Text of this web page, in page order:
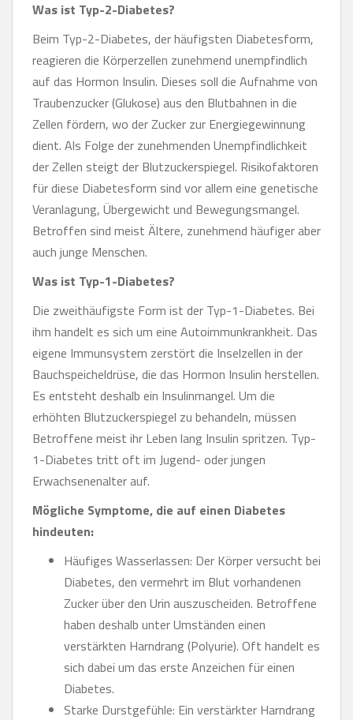
Was ist Typ-2-Diabetes?
Beim Typ-2-Diabetes, der häufigsten Diabetesform,
reagieren die Körperzellen zunehmend unempfindlich
auf das Hormon Insulin. Dieses soll die Aufnahme von
Traubenzucker (Glukose) aus den Blutbahnen in die
Zellen fördern, wo der Zucker zur Energiegewinnung
dient. Als Folge der zunehmenden Unempfindlichkeit
der Zellen steigt der Blutzuckerspiegel. Risikofaktoren
für diese Diabetesform sind vor allem eine genetische
Veranlagung, Übergewicht und Bewegungsmangel.
Betroffen sind meist Ältere, zunehmend häufiger aber
auch junge Menschen.
Was ist Typ-1-Diabetes?
Die zweithäufigste Form ist der Typ-1-Diabetes. Bei
ihm handelt es sich um eine Autoimmunkrankheit. Das
eigene Immunsystem zerstört die Inselzellen in der
Bauchspeicheldrüse, die das Hormon Insulin herstellen.
Es entsteht deshalb ein Insulinmangel. Um die
erhöhten Blutzuckerspiegel zu behandeln, müssen
Betroffene meist ihr Leben lang Insulin spritzen. Typ-
1-Diabetes tritt oft im Jugend- oder jungen
Erwachsenenalter auf.
Mögliche Symptome, die auf einen Diabetes
hindeuten:
Häufiges Wasserlassen: Der Körper versucht bei
Diabetes, den vermehrt im Blut vorhandenen
Zucker über den Urin auszuscheiden. Betroffene
haben deshalb unter Umständen einen
verstärkten Harndrang (Polyurie). Oft handelt es
sich dabei um das erste Anzeichen für einen
Diabetes.
Starke Durstgefühle: Ein verstärkter Harndrang